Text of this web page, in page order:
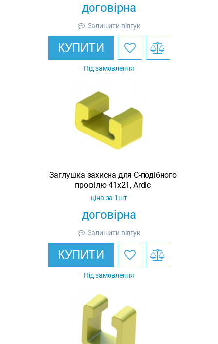
договірна
Залишити відгук
КУПИТИ
Під замовлення
Заглушка захисна для С-подібного
профілю 41х21, Ardic
договірна
ціна за 1шт
Залишити відгук
КУПИТИ
Під замовлення